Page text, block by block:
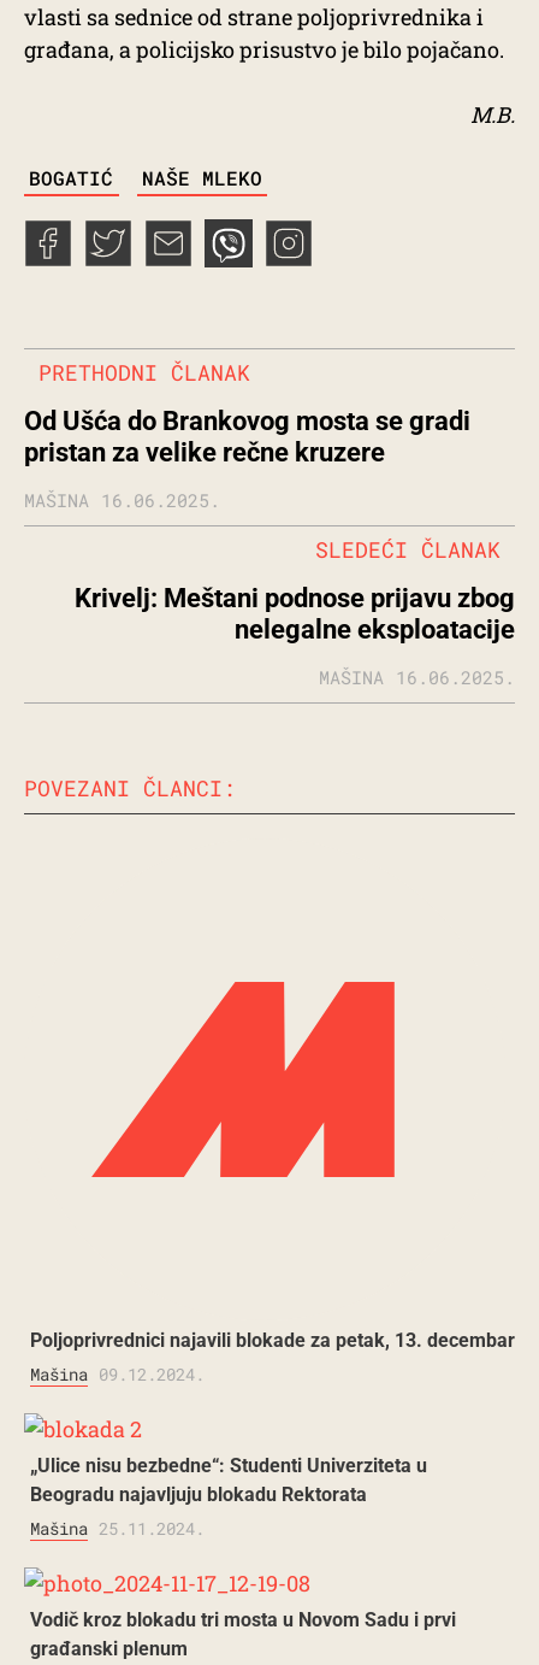
vlasti sa sednice od strane poljoprivrednika i
građana, a policijsko prisustvo je bilo pojačano.
M.B.
BOGATIĆ NAŠE MLEKO
PRETHODNI ČLANAK
Od Ušća do Brankovog mosta se gradi
pristan za velike rečne kruzere
MAŠINA 16.06.2025.
Krivelj: Meštani podnose prijavu zbog
nelegalne eksploatacije
SLEDEĆI ČLANAK
MAŠINA 16.06.2025.
POVEZANI ČLANCI:
Poljoprivrednici najavili blokade za petak, 13. decembar
Mašina 09.12.2024.
„Ulice nisu bezbedne“: Studenti Univerziteta u
Beogradu najavljuju blokadu Rektorata
Mašina 25.11.2024.
Vodič kroz blokadu tri mosta u Novom Sadu i prvi
građanski plenum